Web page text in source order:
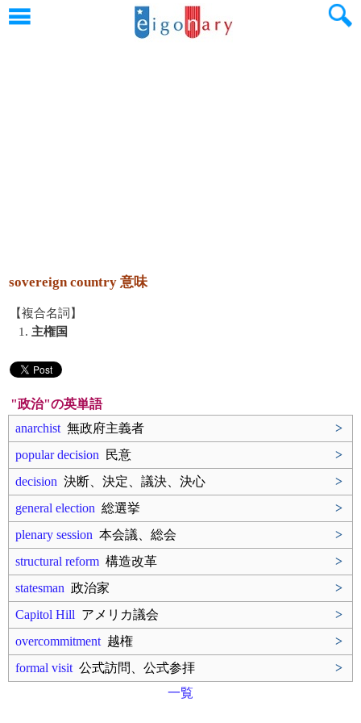
sovereign country 意味
【複合名詞】
1. 主権国
"政治"の英単語
anarchist 無政府主義者
>
popular decision 民意
>
decision 決断、決定、議決、決心
>
general election 総選挙
>
plenary session 本会議、総会
>
structural reform 構造改革
>
statesman 政治家
>
Capitol Hill アメリカ議会
>
overcommitment 越権
>
formal visit 公式訪問、公式参拝
>
一覧